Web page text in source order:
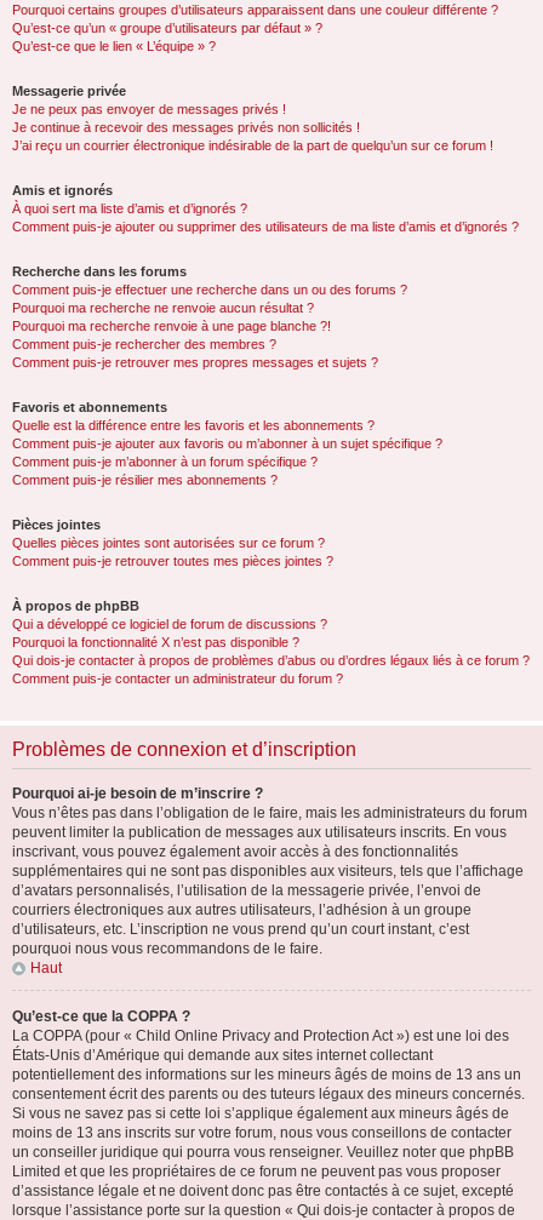
Pourquoi certains groupes d’utilisateurs apparaissent dans une couleur différente ?
Qu’est-ce qu’un « groupe d’utilisateurs par défaut » ?
Qu’est-ce que le lien « L’équipe » ?
Messagerie privée
Je ne peux pas envoyer de messages privés !
Je continue à recevoir des messages privés non sollicités !
J’ai reçu un courrier électronique indésirable de la part de quelqu’un sur ce forum !
Amis et ignorés
À quoi sert ma liste d’amis et d’ignorés ?
Comment puis-je ajouter ou supprimer des utilisateurs de ma liste d’amis et d’ignorés ?
Recherche dans les forums
Comment puis-je effectuer une recherche dans un ou des forums ?
Pourquoi ma recherche ne renvoie aucun résultat ?
Pourquoi ma recherche renvoie à une page blanche ?!
Comment puis-je rechercher des membres ?
Comment puis-je retrouver mes propres messages et sujets ?
Favoris et abonnements
Quelle est la différence entre les favoris et les abonnements ?
Comment puis-je ajouter aux favoris ou m’abonner à un sujet spécifique ?
Comment puis-je m’abonner à un forum spécifique ?
Comment puis-je résilier mes abonnements ?
Pièces jointes
Quelles pièces jointes sont autorisées sur ce forum ?
Comment puis-je retrouver toutes mes pièces jointes ?
À propos de phpBB
Qui a développé ce logiciel de forum de discussions ?
Pourquoi la fonctionnalité X n’est pas disponible ?
Qui dois-je contacter à propos de problèmes d’abus ou d’ordres légaux liés à ce forum ?
Comment puis-je contacter un administrateur du forum ?
Problèmes de connexion et d’inscription
Pourquoi ai-je besoin de m’inscrire ?
Vous n’êtes pas dans l’obligation de le faire, mais les administrateurs du forum
peuvent limiter la publication de messages aux utilisateurs inscrits. En vous
inscrivant, vous pouvez également avoir accès à des fonctionnalités
supplémentaires qui ne sont pas disponibles aux visiteurs, tels que l’affichage
d’avatars personnalisés, l’utilisation de la messagerie privée, l’envoi de
courriers électroniques aux autres utilisateurs, l’adhésion à un groupe
d’utilisateurs, etc. L’inscription ne vous prend qu’un court instant, c’est
pourquoi nous vous recommandons de le faire.
Haut
Qu’est-ce que la COPPA ?
La COPPA (pour « Child Online Privacy and Protection Act ») est une loi des
États-Unis d’Amérique qui demande aux sites internet collectant
potentiellement des informations sur les mineurs âgés de moins de 13 ans un
consentement écrit des parents ou des tuteurs légaux des mineurs concernés.
Si vous ne savez pas si cette loi s’applique également aux mineurs âgés de
moins de 13 ans inscrits sur votre forum, nous vous conseillons de contacter
un conseiller juridique qui pourra vous renseigner. Veuillez noter que phpBB
Limited et que les propriétaires de ce forum ne peuvent pas vous proposer
d’assistance légale et ne doivent donc pas être contactés à ce sujet, excepté
lorsque l’assistance porte sur la question « Qui dois-je contacter à propos de